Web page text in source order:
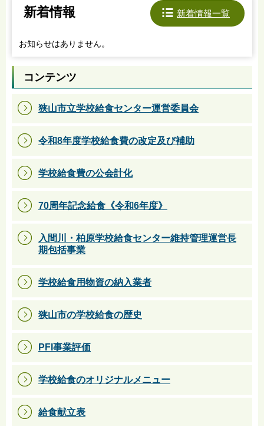
新着情報 新着情報一覧
お知らせはありません。
コンテンツ
狭山市立学校給食センター運営委員会
令和8年度学校給食費の改定及び補助
学校給食費の公会計化
70周年記念給食《令和6年度》
入間川・柏原学校給食センター維持管理運営長
期包括事業
学校給食用物資の納入業者
狭山市の学校給食の歴史
PFI事業評価
学校給食のオリジナルメニュー
給食献立表